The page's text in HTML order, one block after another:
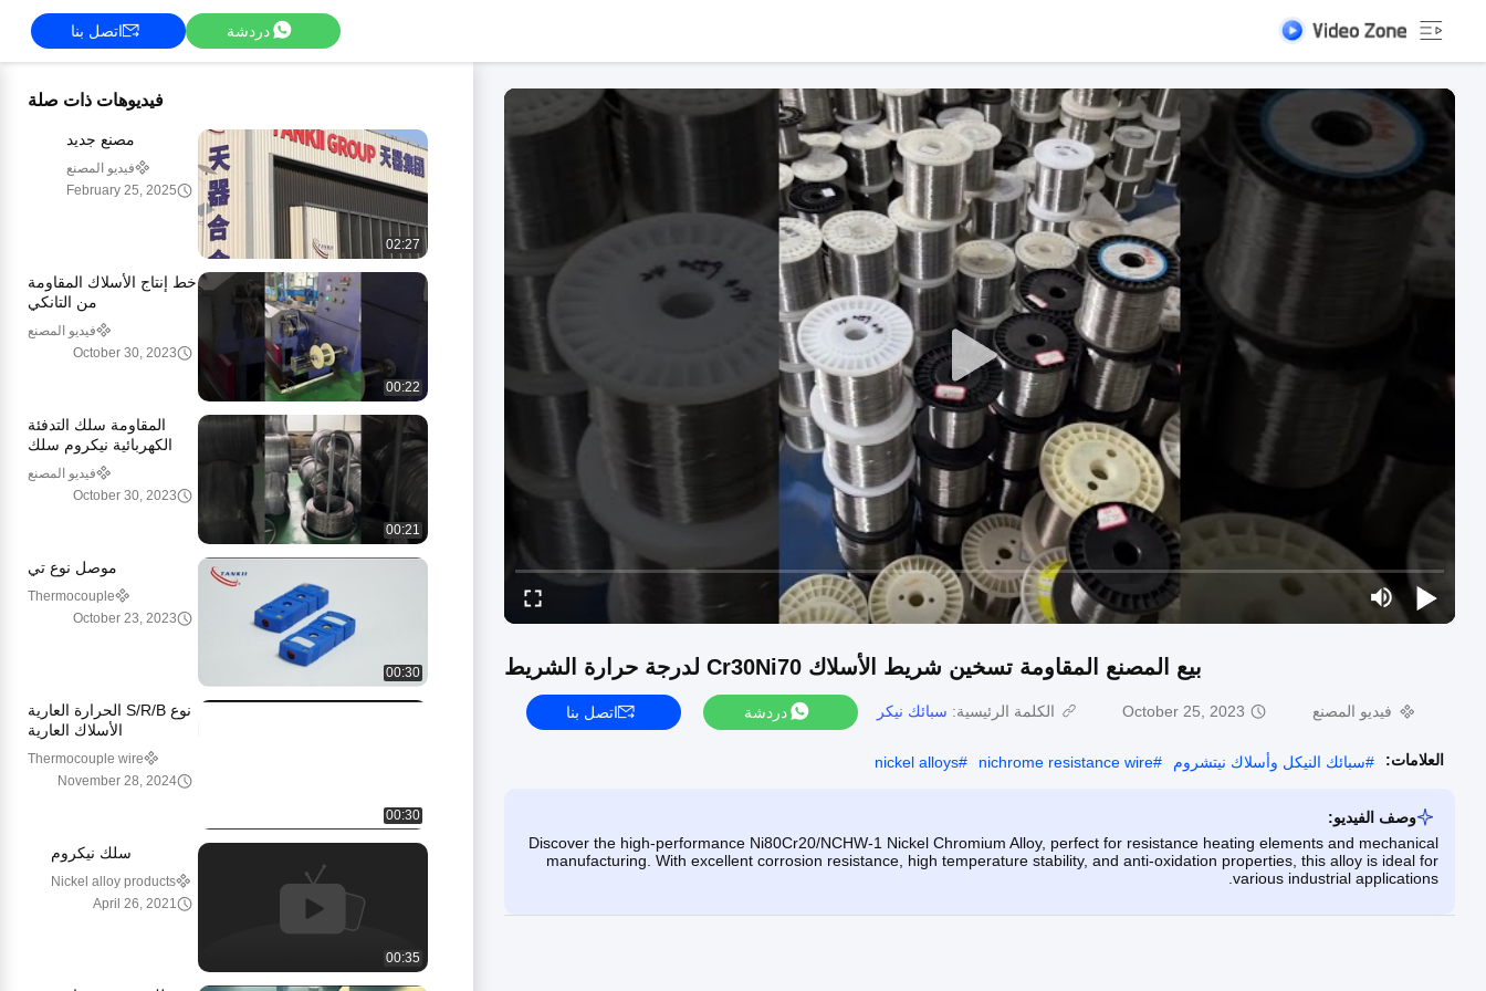
دردشة اتصل بنا
بيع المصنع المقاومة تسخين شريط الأسلاك Cr30Ni70 لدرجة حرارة الشريط
فيديو المصنع October 25, 2023 الكلمة الرئيسية: سبائك نيكر دردشة اتصل بنا
العلامات: #سبائك النيكل وأسلاك نيتشروم #
nichrome resistance wire
#
nickel alloys
وصف الفيديو:
Discover the high-performance Ni80Cr20/NCHW-1 Nickel Chromium Alloy, perfect for resistance heating elements and mechanical
manufacturing. With excellent corrosion resistance, high temperature stability, and anti-oxidation properties, this alloy is ideal for
various industrial applications.
فيديوهات ذات صلة
02:27
مصنع جديد
فيديو المصنع
February 25, 2025
00:22
خط إنتاج الأسلاك المقاومة
من التانكي
فيديو المصنع
October 30, 2023
00:21
المقاومة سلك التدفئة
الكهربائية نيكروم سلك
مصنع بيع مباشر من قبل
تانكي
فيديو المصنع
October 30, 2023
00:30
موصل نوع تي
Thermocouple
connectorOctober 23, 2023
00:30
نوع S/R/B الحرارة العارية
الأسلاك العارية
Thermocouple wire
November 28, 2024
00:35
سلك نيكروم
Nickel alloy products
April 26, 2021